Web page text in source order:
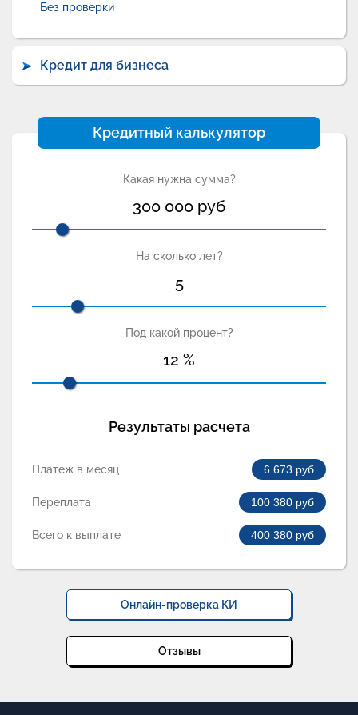
Без проверки
Кредит для бизнеса
Кредитный калькулятор
Какая нужна сумма?
300 000 руб
На сколько лет?
5
Под какой процент?
12 %
Результаты расчета
Платеж в месяц 6 673 руб
Переплата 100 380 руб
Всего к выплате 400 380 руб
Онлайн-проверка КИ
Отзывы